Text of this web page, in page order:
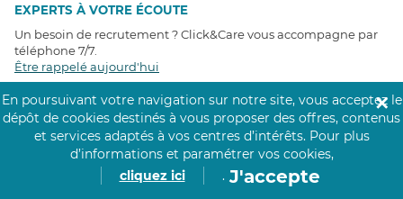
EXPERTS À VOTRE ÉCOUTE
Un besoin de recrutement ? Click&Care vous accompagne par
téléphone 7/7
Être rappelé aujourd'hui
TÉMOIGNAGES CLIENTS
4,6/5
Avis clientsrécoltés sur
En poursuivant votre navigation sur notre site, vous acceptez le
dépôt de cookies destinés à vous proposer des offres, contenus
et services adaptés à vos centres d’intérêts. Pour plus
d’informations et paramétrer vos cookies,
cliquez ici
. J'accepte
✕